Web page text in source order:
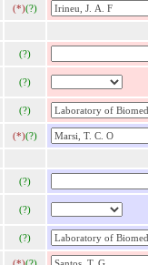
(*)(?)
(?)
(?)
(?)
(*)(?)
(?)
(?)
(?)